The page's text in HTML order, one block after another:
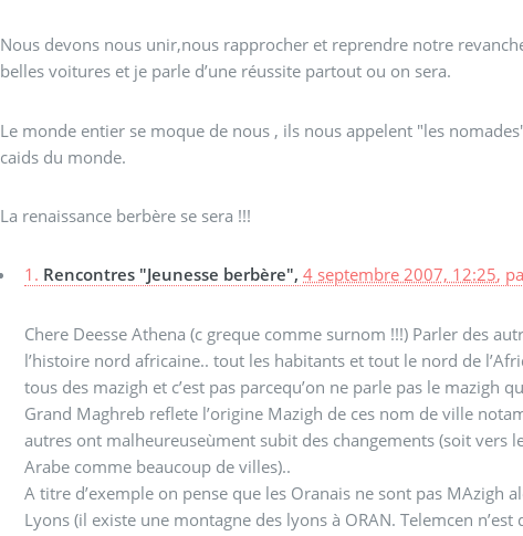
Nous devons nous unir,nous rapprocher et reprendre notre
belles voitures et je parle d’une réussite partout ou on sera.
Le monde entier se moque de nous , ils nous appelent "les
caids du monde.
La renaissance berbère se sera !!!
1. Rencontres "Jeunesse berbère",4 septembre 2007, 12:25,
Chere Deesse Athena (c greque comme surnom !!!) Parler des
l’histoire nord africaine.. tout les habitants et tout le nord de
tous des mazigh et c’est pas parcequ’on ne parle pas le mazigh
Grand Maghreb reflete l’origine Mazigh de ces nom de ville
autres ont malheureuseùment subit des changements (soit vers
Arabe comme beaucoup de villes)..
A titre d’exemple on pense que les Oranais ne sont pas MAzigh
Lyons (il existe une montagne des lyons à ORAN. Telemcen